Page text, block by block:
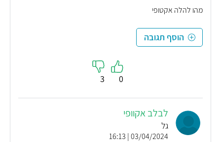
מהו להלה אקטופי
הוסף תגובה
0
3
לבלב אקוופי
גל
03/04/2024 | 16:13